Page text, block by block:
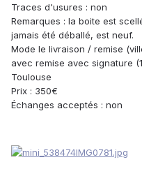
Traces d'usures : non
Remarques : la boite est
jamais été déballé, est neuf.
Mode le livraison / remise
avec remise avec signature
Toulouse
Prix : 350€
Échanges acceptés : non